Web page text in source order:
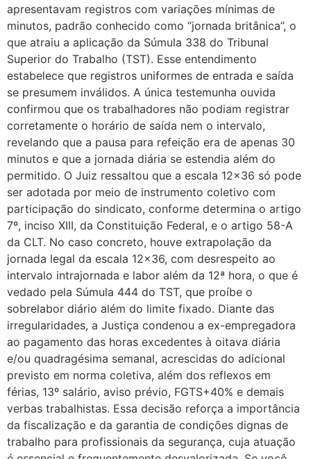
apresentavam registros com variações mínimas de
minutos, padrão conhecido como “jornada britânica”, o
que atraiu a aplicação da Súmula 338 do Tribunal
Superior do Trabalho (TST). Esse entendimento
estabelece que registros uniformes de entrada e saída
se presumem inválidos.​ A única testemunha ouvida
confirmou que os trabalhadores não podiam registrar
corretamente o horário de saída nem o intervalo,
revelando que a pausa para refeição era de apenas 30
minutos e que a jornada diária se estendia além do
permitido. O Juiz ressaltou que a escala 12×36 só pode
ser adotada por meio de instrumento coletivo com
participação do sindicato, conforme determina o artigo
7º, inciso XIII, da Constituição Federal, e o artigo 58-A
da CLT.​ No caso concreto, houve extrapolação da
jornada legal da escala 12×36, com desrespeito ao
intervalo intrajornada e labor além da 12ª hora, o que é
vedado pela Súmula 444 do TST, que proíbe o
sobrelabor diário além do limite fixado.​ Diante das
irregularidades, a Justiça condenou a ex-empregadora
ao pagamento das horas excedentes à oitava diária
e/ou quadragésima semanal, acrescidas do adicional
previsto em norma coletiva, além dos reflexos em
férias, 13º salário, aviso prévio, FGTS+40% e demais
verbas trabalhistas.​ Essa decisão reforça a importância
da fiscalização e da garantia de condições dignas de
trabalho para profissionais da segurança, cuja atuação